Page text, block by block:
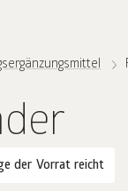
der Vorrat reicht